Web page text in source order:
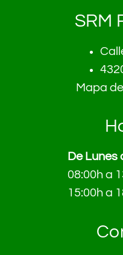
SRM
Mapa
De Lunes
08:00h a
15:00h a